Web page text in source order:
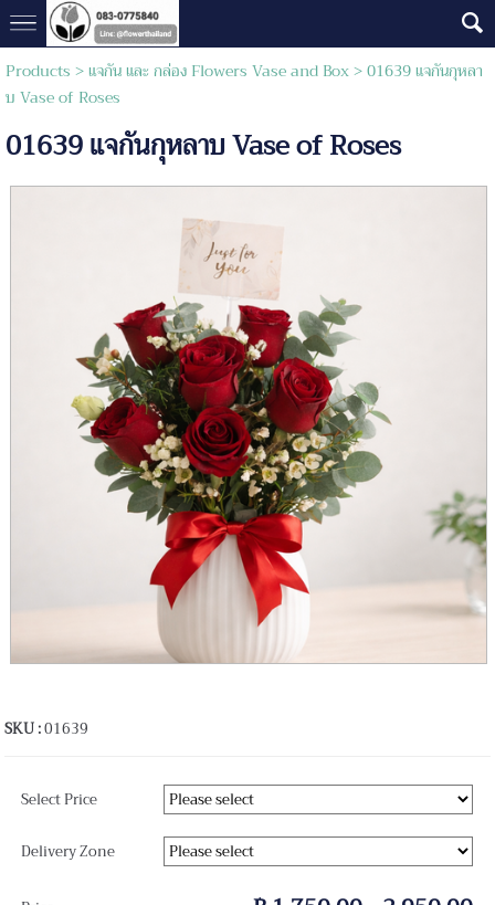
Products >แจกัน และ กล่อง Flowers Vase and Box> 01639 แจกันกุหลา
บ Vase of Roses
01639 แจกันกุหลาบ Vase of Roses
SKU :01639
Select Price
Delivery Zone